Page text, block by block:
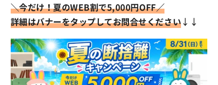
＼今だけ！夏のWEB割で5,000円OFF／
詳細はバナーをタップしてお問合せください↓↓